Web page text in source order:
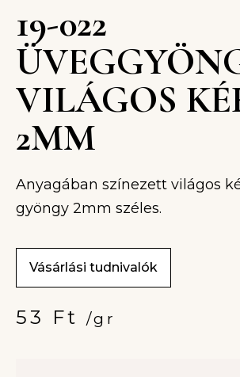
19-022
VILÁGOS
2MM
Anyagában színezett világos
gyöngy 2mm széles.
Vásárlási tudnivalók
53 Ft /gr